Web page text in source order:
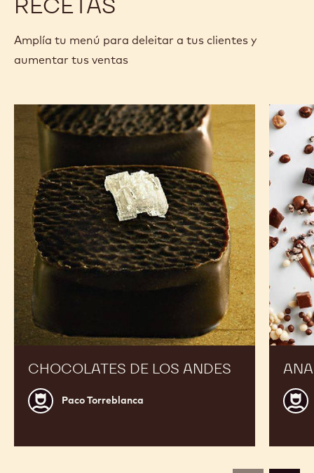
Amplía tu menú para deleitar a tus clientes y
aumentar tus ventas
CHOCOLATES DE LOS ANDES
Paco
Torreblanca
Paco Torreblanca
Chocolates
Andes
Jordi
Roca
de